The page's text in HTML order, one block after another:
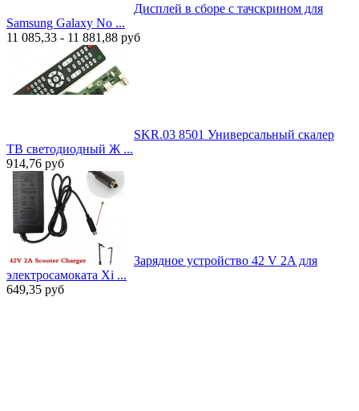
Дисплей в сборе с тачскрином для
Samsung Galaxy No ...
11 085,33 - 11 881,88 руб
SKR.03 8501 Универсальный скалер
ТВ светодиодный Ж ...
914,76 руб
Зарядное устройство 42 V 2A для
электросамоката Xi ...
649,35 руб